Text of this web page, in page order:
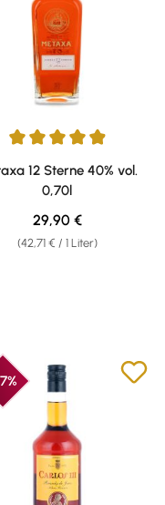
von 5 SternenBewertung
12 Sterne 40% vol.
0,70l
(42,71 € / 1 Liter)
Regulärer Preis:
29,90 €